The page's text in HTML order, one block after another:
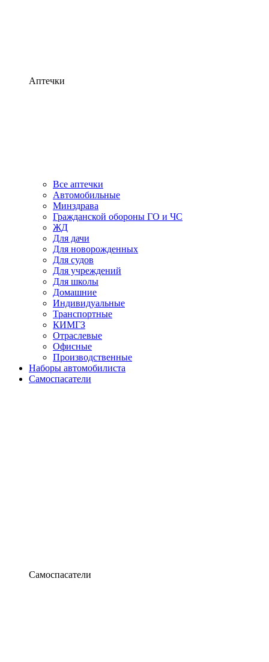
Аптечки
Все аптечки
Автомобильные
Минздрава
Гражданской обороны ГО и ЧС
ЖД
Для дачи
Для новорожденных
Для судов
Для учреждений
Для школы
Домашние
Индивидуальные
Транспортные
КИМГЗ
Отраслевые
Офисные
Производственные
Наборы автомобилиста
Самоспасатели
Самоспасатели